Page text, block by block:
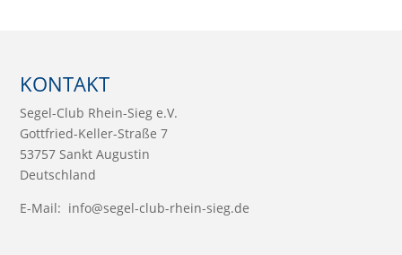
KONTAKT
Segel-Club Rhein-Sieg e.V.
Gottfried-Keller-Straße 7
53757 Sankt Augustin
Deutschland
E-Mail: info@segel-club-rhein-sieg.de